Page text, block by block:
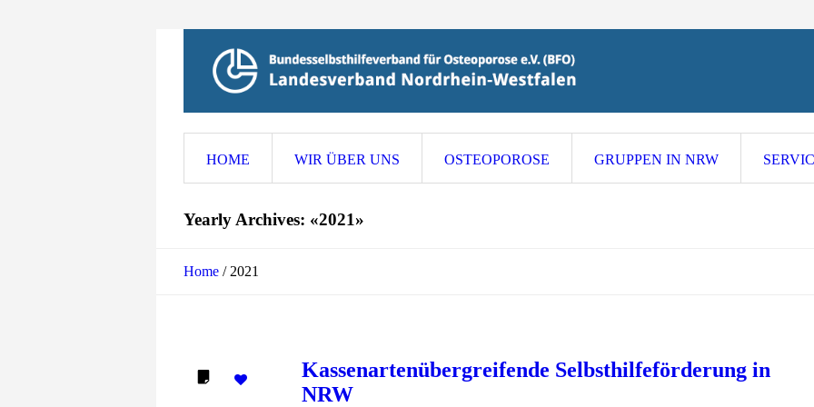
HOME WIR ÜBER UNS OSTEOPOROSE GRUPPEN IN NRW
Yearly Archives: «2021»
Home / 2021
Kassenartenübergreifende Selbsthilfeförderung in
NRW